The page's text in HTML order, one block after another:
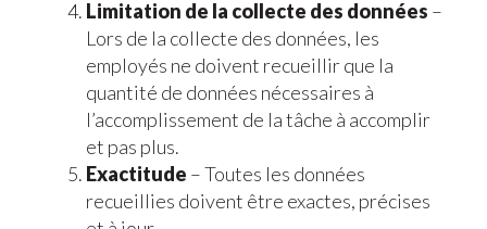
Limitation de la collecte des données –
Lors de la collecte des données, les
employés ne doivent recueillir que la
quantité de données nécessaires à
l’accomplissement de la tâche à accomplir
et pas plus.
Exactitude – Toutes les données
recueillies doivent être exactes, précises